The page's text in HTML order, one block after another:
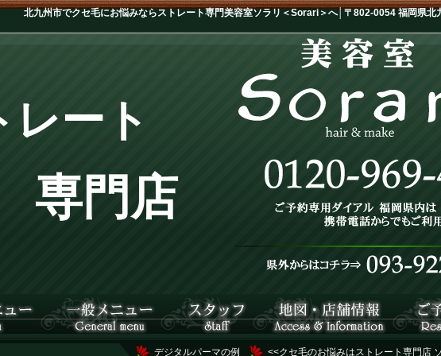
北九州市でクセ毛にお悩みならストレート専門美容室ソラリ＜Sorari＞へ│〒802-0054 福岡県北
ート
専門店
<<クセ毛のお悩みはストレート専門店
デジタルパーマの例